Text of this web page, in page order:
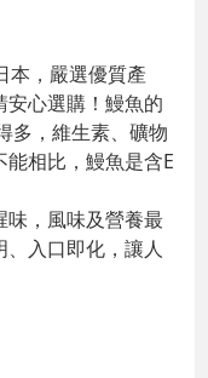
本，嚴選優質產
心選購！鰻魚的
多，維生素、礦物
相比，鰻魚是含E
，風味及營養最
入口即化，讓人